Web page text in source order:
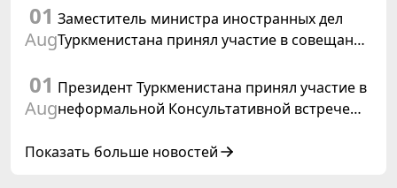
Туркменистаном
01
Aug
Заместитель министра иностранных дел
Туркменистана принял участие в совещании
сотрудничества «Центральная Азия –
Республика Корея»
01
Aug
Президент Туркменистана принял участие в
неформальной Консультативной встрече
Азербайджанской Республики
Показать больше новостей